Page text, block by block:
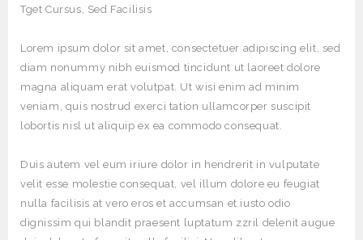
Tget Cursus, Sed Facilisis
Lorem ipsum dolor sit amet, consectetuer adipiscing elit, sed
diam nonummy nibh euismod tincidunt ut laoreet dolore
magna aliquam erat volutpat. Ut wisi enim ad minim
veniam, quis nostrud exerci tation ullamcorper suscipit
lobortis nisl ut aliquip ex ea commodo consequat.
Duis autem vel eum iriure dolor in hendrerit in vulputate
velit esse molestie consequat, vel illum dolore eu feugiat
nulla facilisis at vero eros et accumsan et iusto odio
dignissim qui blandit praesent luptatum zzril delenit augue